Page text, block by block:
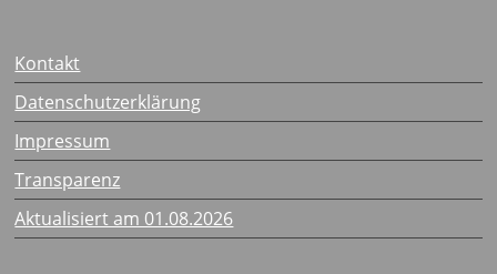
Kontakt
Datenschutzerklärung
Impressum
Transparenz
Aktualisiert am 01.08.2026